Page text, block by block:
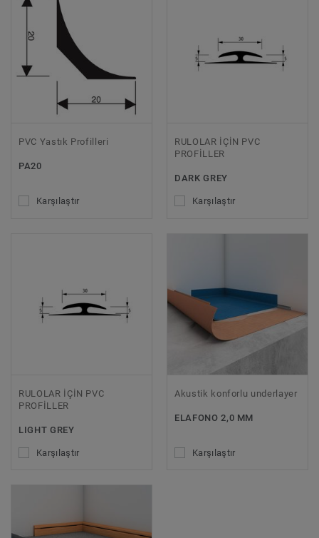
PVC Yastık Profilleri
PA20
Karşılaştır
RULOLAR İÇİN PVC
PROFİLLER
DARK GREY
Karşılaştır
RULOLAR İÇİN PVC
PROFİLLER
LIGHT GREY
Karşılaştır
Akustik konforlu underlayer
ELAFONO 2,0 MM
Karşılaştır